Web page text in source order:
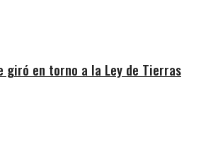
giró en torno a la Ley de Tierras